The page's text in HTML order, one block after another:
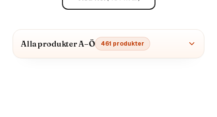
Alla produkter A–Ö 461 produkter